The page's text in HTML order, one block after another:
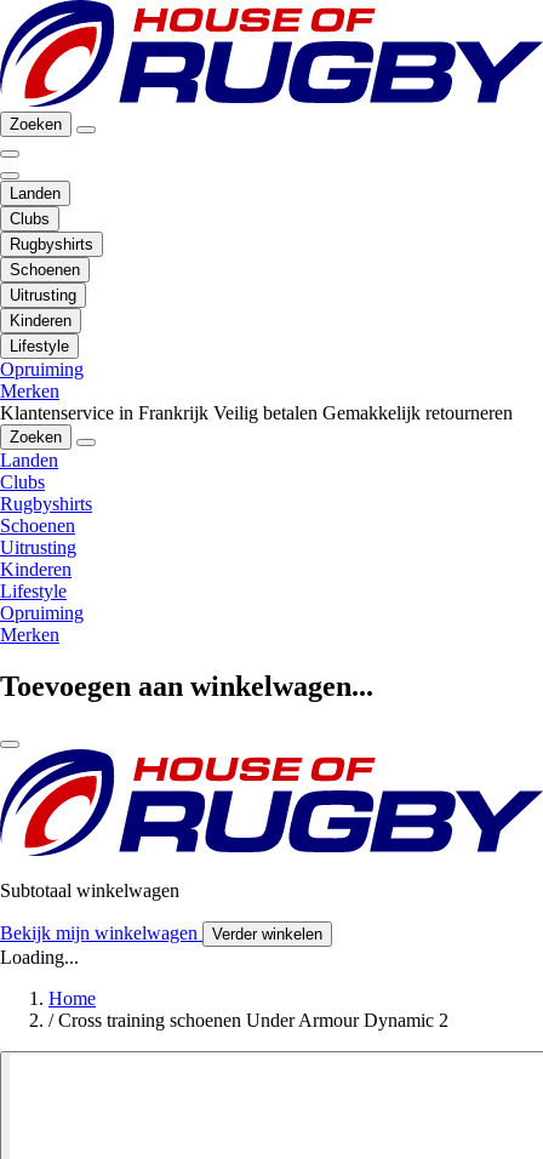
Zoeken
Landen
Clubs
Rugbyshirts
Schoenen
Uitrusting
Kinderen
Lifestyle
Opruiming
Merken
Klantenservice in Frankrijk Veilig betalen Gemakkelijk retourneren
Zoeken
Landen
Clubs
Rugbyshirts
Schoenen
Uitrusting
Kinderen
Lifestyle
Opruiming
Merken
Toevoegen aan winkelwagen...
Subtotaal winkelwagen
Bekijk mijn winkelwagen Verder winkelen
Loading...
Home
/ Cross training schoenen Under Armour Dynamic 2